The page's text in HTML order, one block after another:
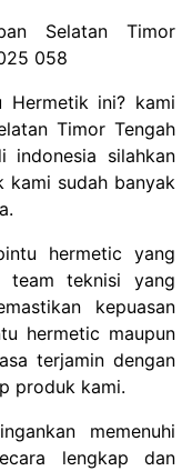
Hermetik ini? kami
Timor Tengah
indonesia silahkan
kami sudah banyak
hermetic yang
team teknisi yang
kepuasan
hermetic maupun
terjamin dengan
produk kami.
memenuhi
lengkap dan